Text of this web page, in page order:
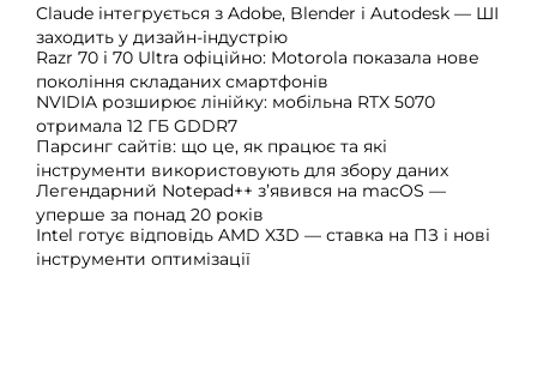
Claude інтегрується з Adobe, Blender і Autodesk — ШІ
заходить у дизайн-індустрію
Razr 70 і 70 Ultra офіційно: Motorola показала нове
покоління складаних смартфонів
NVIDIA розширює лінійку: мобільна RTX 5070
отримала 12 ГБ GDDR7
Парсинг сайтів: що це, як працює та які
інструменти використовують для збору даних
Легендарний Notepad++ з’явився на macOS —
уперше за понад 20 років
Intel готує відповідь AMD X3D — ставка на ПЗ і нові
інструменти оптимізації